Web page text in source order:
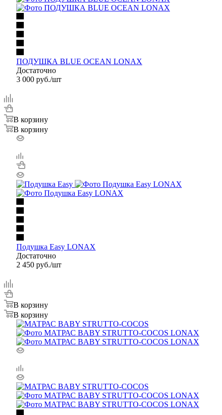
ПОДУШКА BLUE OCEAN LONAX
Достаточно
3 000 руб./шт
В корзину
В корзину
Подушка Easy LONAX
Достаточно
2 450 руб./шт
В корзину
В корзину